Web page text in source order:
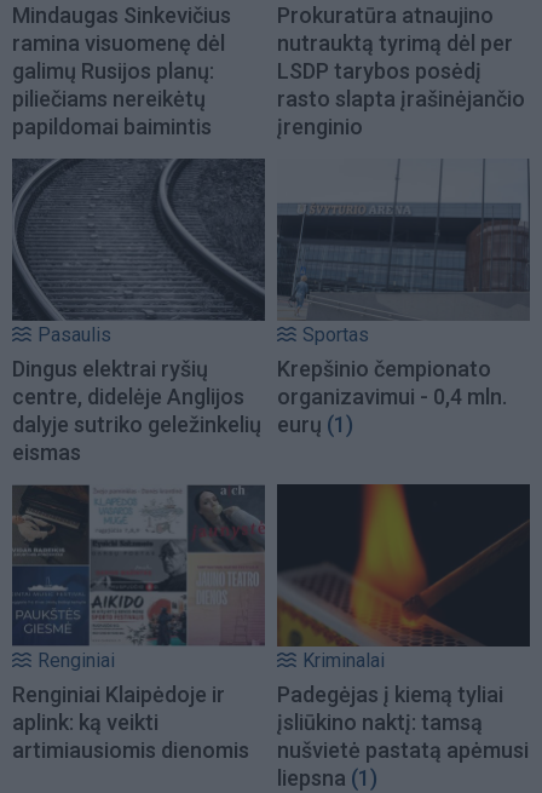
Mindaugas Sinkevičius
ramina visuomenę dėl
galimų Rusijos planų:
piliečiams nereikėtų
papildomai baimintis
Prokuratūra atnaujino
nutrauktą tyrimą dėl per
LSDP tarybos posėdį
rasto slapta įrašinėjančio
įrenginio
Pasaulis
Dingus elektrai ryšių
centre, didelėje Anglijos
dalyje sutriko geležinkelių
eismas
Sportas
Krepšinio čempionato
organizavimui - 0,4 mln.
eurų (1)
Renginiai
Renginiai Klaipėdoje ir
aplink: ką veikti
artimiausiomis dienomis
Kriminalai
Padegėjas į kiemą tyliai
įsliūkino naktį: tamsą
nušvietė pastatą apėmusi
liepsna (1)